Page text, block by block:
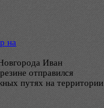
на
Иван
отправился
путях на территории